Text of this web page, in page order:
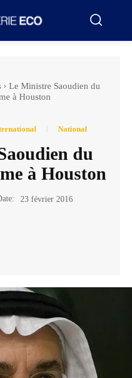
Le Ministre Saoudien du
à Houston
National
du
à Houston
23 février 2016